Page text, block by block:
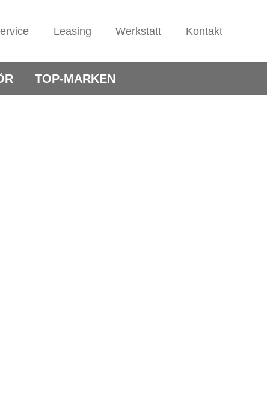
Leasing Werkstatt Kontakt
TOP-MARKEN